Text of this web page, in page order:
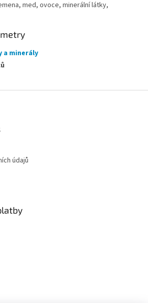
med, ovoce, minerální látky,
a minerály
údajů